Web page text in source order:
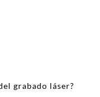
grabado láser?